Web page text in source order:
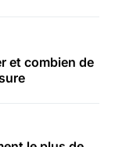
et combien de